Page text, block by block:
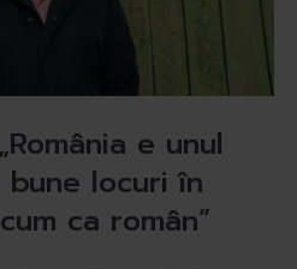
e unul
locuri în
ca român”